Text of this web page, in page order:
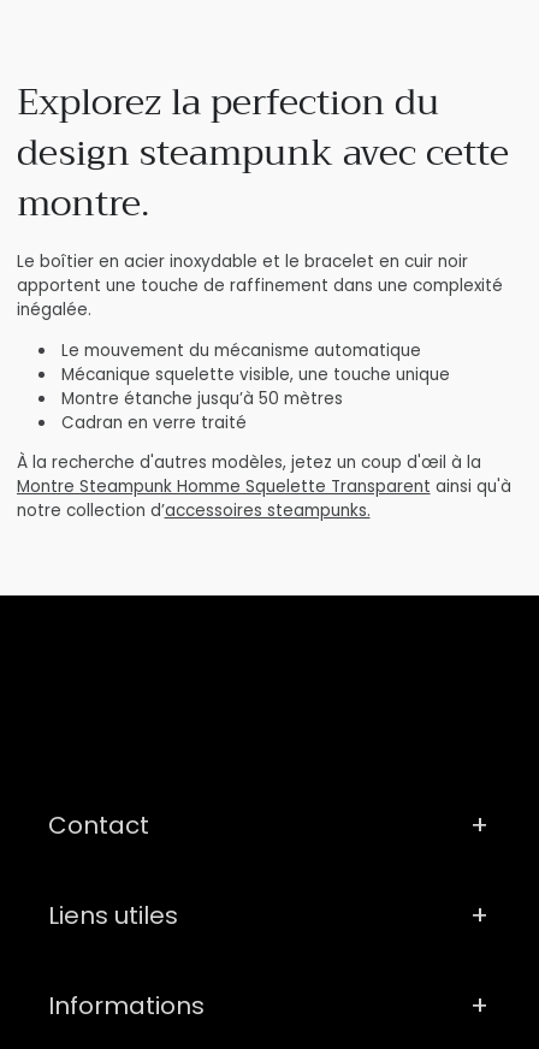
Explorez la perfection du
design steampunk avec cette
montre.
Le boîtier en acier inoxydable et le bracelet en cuir noir
apportent une touche de raffinement dans une complexité
inégalée.
Le mouvement du mécanisme automatique
Mécanique squelette visible, une touche unique
Montre étanche jusqu’à 50 mètres
Cadran en verre traité
À la recherche d'autres modèles, jetez un coup d'œil à la
Montre Steampunk Homme Squelette Transparent ainsi qu'à
notre collection d’accessoires steampunks.
Contact
Liens utiles
Informations